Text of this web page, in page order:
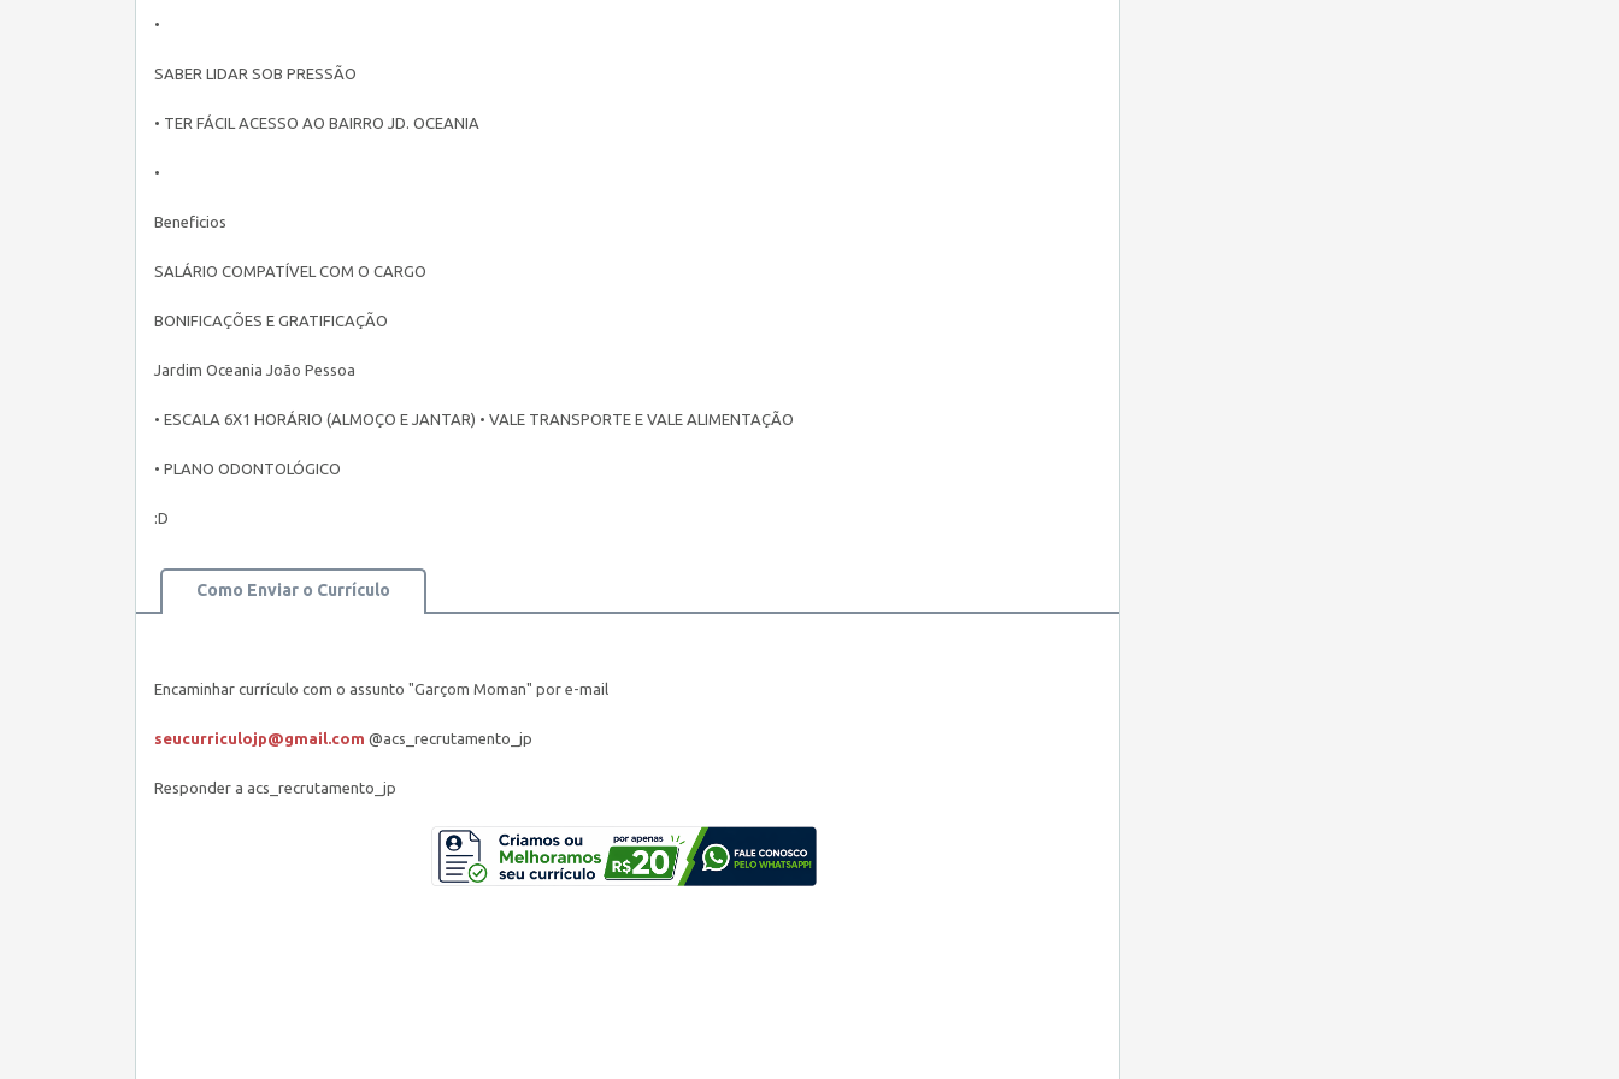
•
SABER LIDAR SOB PRESSÃO
• TER FÁCIL ACESSO AO BAIRRO JD. OCEANIA
•
Beneficios
SALÁRIO COMPATÍVEL COM O CARGO
BONIFICAÇÕES E GRATIFICAÇÃO
Jardim Oceania João Pessoa
• ESCALA 6X1 HORÁRIO (ALMOÇO E JANTAR) • VALE TRANSPORTE E VALE ALIMENTAÇÃO
• PLANO ODONTOLÓGICO
:D
Como Enviar o Currículo
Encaminhar currículo com o assunto "Garçom Moman" por e-mail
seucurriculojp@gmail.com @acs_recrutamento_jp
Responder a acs_recrutamento_jp